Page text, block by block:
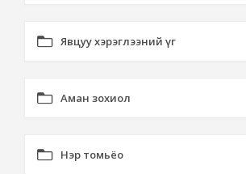
Явцуу хэрэглээний үг
Аман зохиол
Нэр томьёо